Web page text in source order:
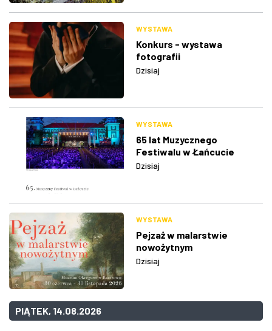
WYSTAWA
Konkurs - wystawa
fotografii
Dzisiaj
WYSTAWA
65 lat Muzycznego
Festiwalu w Łańcucie
Dzisiaj
WYSTAWA
Pejzaż w malarstwie
nowożytnym
Dzisiaj
PIĄTEK, 14.08.2026